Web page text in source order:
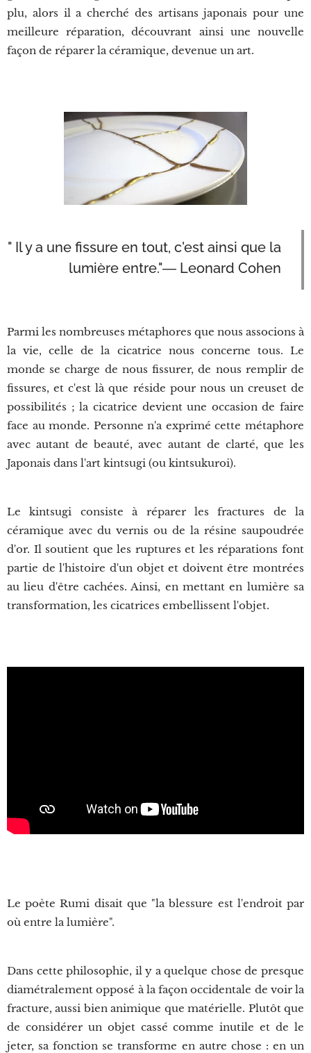
plu, alors il a cherché des artisans japonais pour une
meilleure réparation, découvrant ainsi une nouvelle
façon de réparer la céramique, devenue un art.
" Il y a une fissure en tout, c'est ainsi que la
lumière entre."― Leonard Cohen
Parmi les nombreuses métaphores que nous associons à
la vie, celle de la cicatrice nous concerne tous. Le
monde se charge de nous fissurer, de nous remplir de
fissures, et c'est là que réside pour nous un creuset de
possibilités ; la cicatrice devient une occasion de faire
face au monde. Personne n'a exprimé cette métaphore
avec autant de beauté, avec autant de clarté, que les
Japonais dans l'art kintsugi (ou kintsukuroi).
Le kintsugi consiste à réparer les fractures de la
céramique avec du vernis ou de la résine saupoudrée
d'or. Il soutient que les ruptures et les réparations font
partie de l'histoire d'un objet et doivent être montrées
au lieu d'être cachées. Ainsi, en mettant en lumière sa
transformation, les cicatrices embellissent l'objet.
Le poète Rumi disait que "la blessure est l'endroit par
où entre la lumière".
Dans cette philosophie, il y a quelque chose de presque
diamétralement opposé à la façon occidentale de voir la
fracture, aussi bien animique que matérielle. Plutôt que
de considérer un objet cassé comme inutile et de le
jeter, sa fonction se transforme en autre chose : en un